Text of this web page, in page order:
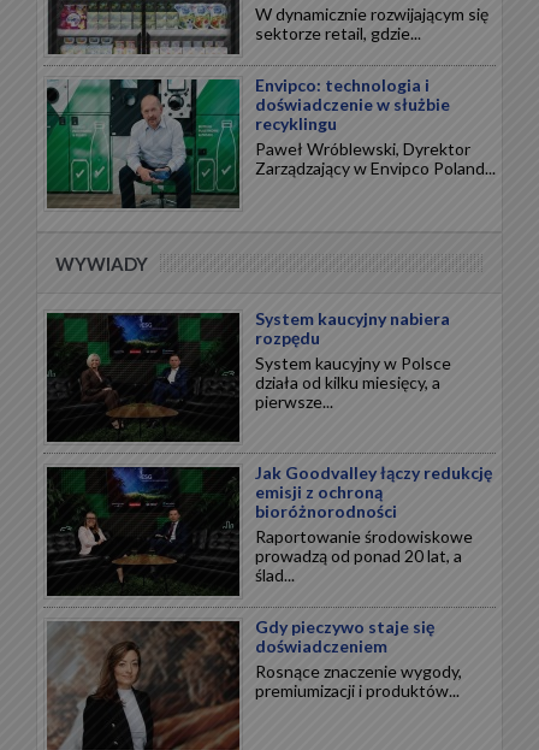
W dynamicznie rozwijającym się
sektorze retail, gdzie...
Envipco: technologia i
doświadczenie w służbie
recyklingu
Paweł Wróblewski, Dyrektor
Zarządzający w Envipco Poland...
WYWIADY
System kaucyjny nabiera
rozpędu
System kaucyjny w Polsce
działa od kilku miesięcy, a
pierwsze...
Jak Goodvalley łączy redukcję
emisji z ochroną
bioróżnorodności
Raportowanie środowiskowe
prowadzą od ponad 20 lat, a
ślad...
Gdy pieczywo staje się
doświadczeniem
Rosnące znaczenie wygody,
premiumizacji i produktów...